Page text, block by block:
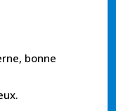
bonne